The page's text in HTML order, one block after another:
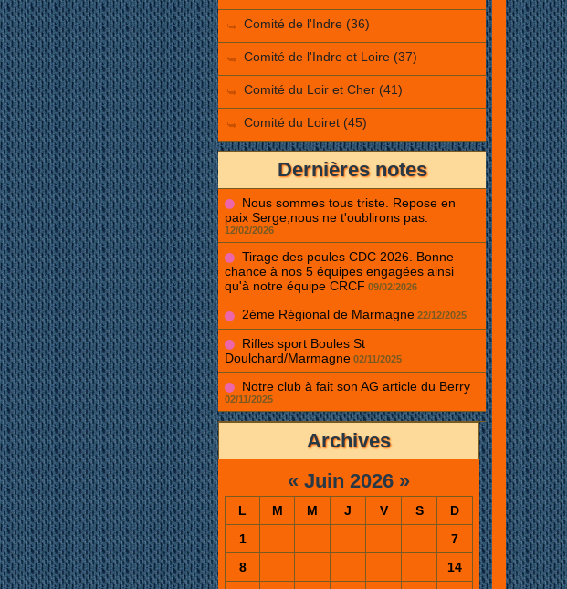
Comité de l'Indre (36)
Comité de l'Indre et Loire (37)
Comité du Loir et Cher (41)
Comité du Loiret (45)
Dernières notes
Nous sommes tous triste. Repose en
paix Serge,nous ne t'oublirons pas.
12/02/2026
Tirage des poules CDC 2026. Bonne
chance à nos 5 équipes engagées ainsi
qu'à notre équipe CRCF 09/02/2026
2éme Régional de Marmagne 22/12/2025
Rifles sport Boules St
Doulchard/Marmagne 02/11/2025
Notre club à fait son AG article du Berry
02/11/2025
Archives
« Juin 2026 »
L M M J V S
D
1
7
8
14